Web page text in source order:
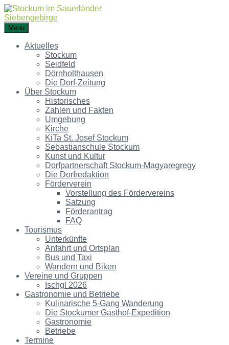
Menu
Aktuelles
Stockum
Seidfeld
Dörnholthausen
Die Dorf-Zeitung
Über Stockum
Historisches
Zahlen und Fakten
Umgebung
Kirche
KiTa St. Josef Stockum
Sebastianschule Stockum
Kunst und Kultur
Dorfpartnerschaft Stockum-Magyaregregy
Die Dorfredaktion
Förderverein
Vorstellung des Fördervereins
Satzung
Förderantrag
FAQ
Tourismus
Unterkünfte
Anfahrt und Ortsplan
Bus und Taxi
Wandern und Biken
Vereine und Gruppen
Ischgl 2026
Gastronomie und Betriebe
Kulinarische 5-Gang Wanderung
Die Stockumer Gasthof-Expedition
Gastronomie
Betriebe
Termine